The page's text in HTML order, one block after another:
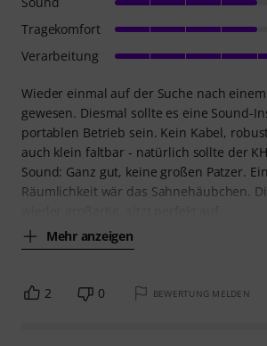
Wieder einmal auf der Suche nach
gewesen. Diesmal sollte es eine Sound-
portablen Betrieb sein. Kein Kabel,
auch klein faltbar - natürlich sollte der
Sound: Ganz gut, keine großen Patzer.
Räumlichkeit wär das Sahnehäubchen.
Mehr anzeigen
Tragekomfort
Verarbeitung
2 0 BEWERTUNG MELDEN